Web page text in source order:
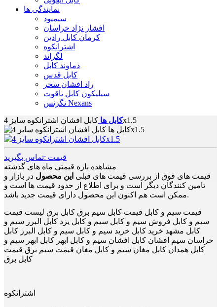
نمایندگی ها
سیمپود
افشار نژاد خراسان
کرمان کابل رادین
اشترانکوه
لگراند
دماوند کابل
کابل قدس
راد افشان سحر
سیلیکون کابل یاقوت
نگزنس Nexans
کابل هاکابل افشان اشترانکوه سایز 4x1.5
قیمت :تماس بگیرید
مشاهده بازه قیمتی ماه های گذشته
قیمت های فوق از بررسی قیمت های قبلی این محصول در بازار و
تامین کنندگان دیگر است و برای اطلاع از حدود قیمت ها است و
ممکن است هم اکنون این محصول دارای قیمت جدید باشد.
قیمت سیم و کابل قیمت کابل سیم برق کابل برق لیست قیمت
سیم و کابل فروش سیم و کابل سیم و کابل یزد کابل البرز سیم و
کابل مشهد خرید کابل خرید سیم و کابل سیم و کابل البرز کابل
خراسان سیم افشان کابل افشان سیم و کابل ابهر کابل ابهر سیم و
کابل همدان کابل مغان سیم و کابل مغان قیمت سیم برق قیمت
کابل برق
اشترانکوه